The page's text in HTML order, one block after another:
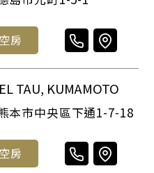
房
TAU, KUMAMOTO
本市中央區下通1-7-18
房